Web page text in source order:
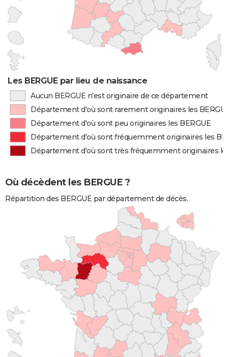
Les BERGUE par lieu de naissance
Aucun BERGUE n'est originaire de ce département
Département d'où sont rarement originaires les
Département d'où sont peu originaires les BERGUE
Département d'où sont fréquemment originaires les
Département d'où sont très fréquemment originaires
Où décèdent les BERGUE ?
Répartition des BERGUE par département de décès.